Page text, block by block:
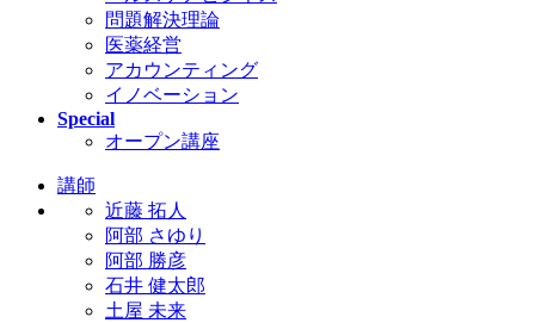
問題解決理論
医薬経営
アカウンティング
イノベーション
Special
オープン講座
講師
近藤 拓人
阿部 さゆり
阿部 勝彦
石井 健太郎
土屋 未来